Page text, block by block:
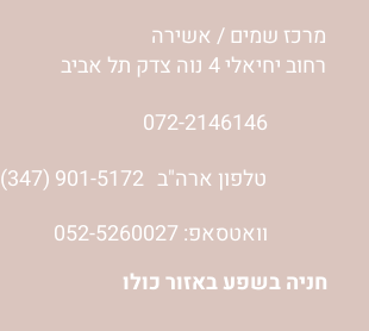
מרכז שמים / אשירה
רחוב יחיאלי 4 נוה צדק תל אביב
072-2146146
(347) 901-5172 טלפון ארה"ב
וואטסאפ: 052-5260027
חניה בשפע באזור כולו